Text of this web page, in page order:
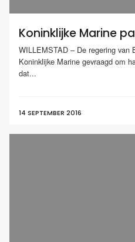
Koninklijke Marine
WILLEMSTAD – De regering van
Koninklijke Marine gevraagd om
dat...
14 SEPTEMBER 2016